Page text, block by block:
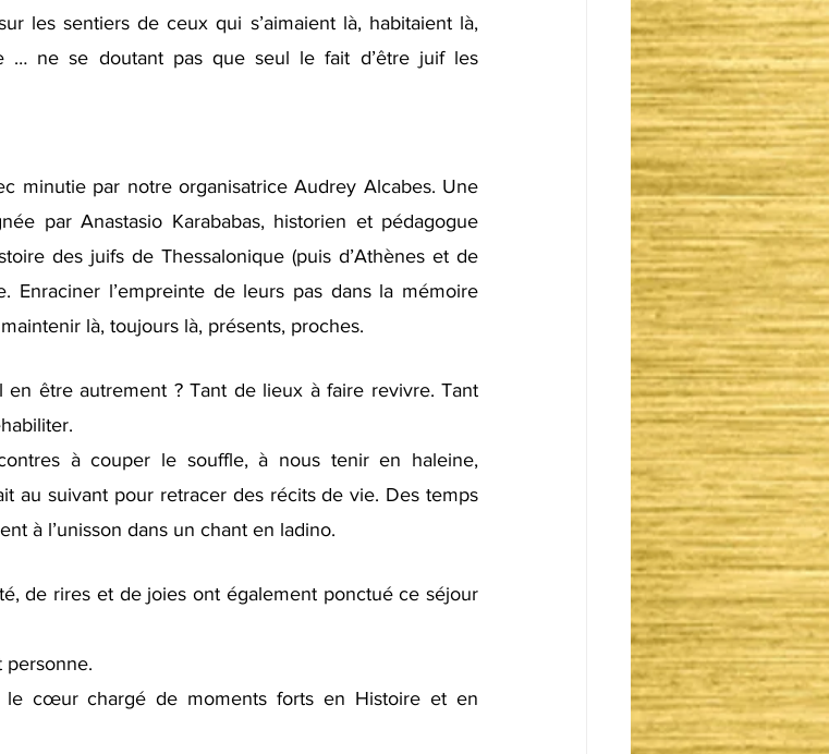
les sentiers de ceux qui s’aimaient là, habitaient là,
… ne se doutant pas que seul le fait d’être juif les
minutie par notre organisatrice Audrey Alcabes. Une
par Anastasio Karababas, historien et pédagogue
des juifs de Thessalonique (puis d’Athènes et de
Enraciner l’empreinte de leurs pas dans la mémoire
là, toujours là, présents, proches.
être autrement ? Tant de lieux à faire revivre. Tant
à couper le souffle, à nous tenir en haleine,
au suivant pour retracer des récits de vie. Des temps
à l’unisson dans un chant en ladino.
de rires et de joies ont également ponctué ce séjour
personne.
le cœur chargé de moments forts en Histoire et en